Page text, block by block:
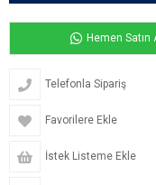
Hemen
Telefonla Sipariş
Favorilere Ekle
İstek Listeme Ekle